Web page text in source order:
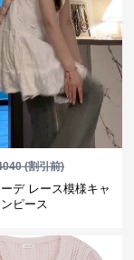
(割引前)
デ レース模様キャ
ピース